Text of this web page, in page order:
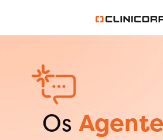
Os